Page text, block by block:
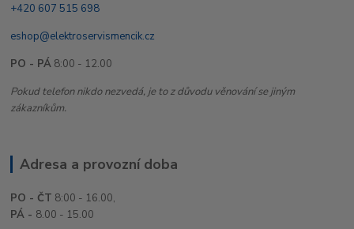
+420 607 515 698
eshop@elektroservismencik.cz
PO - PÁ 8:00 - 12.00
Pokud telefon nikdo nezvedá, je to z důvodu věnování se jiným
zákazníkům.
Adresa a provozní doba
PO - ČT 8:00 - 16.00,
PÁ - 8.00 - 15.00